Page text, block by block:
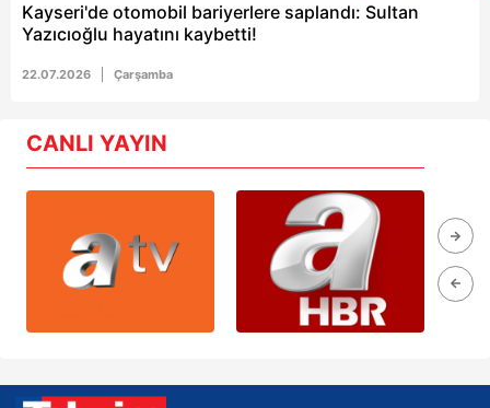
Kayseri'de otomobil bariyerlere saplandı: Sultan
Yazıcıoğlu hayatını kaybetti!
22.07.2026 Çarşamba
CANLI YAYIN